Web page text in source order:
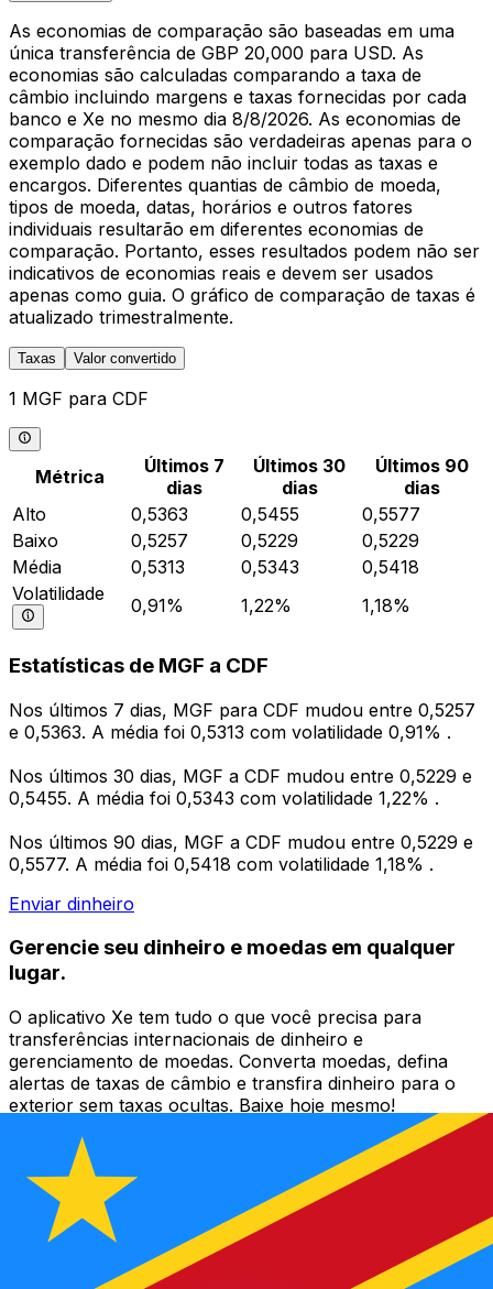
As economias de comparação são baseadas em uma
única transferência de GBP 20,000 para USD. As
economias são calculadas comparando a taxa de
câmbio incluindo margens e taxas fornecidas por cada
banco e Xe no mesmo dia 8/8/2026. As economias de
comparação fornecidas são verdadeiras apenas para o
exemplo dado e podem não incluir todas as taxas e
encargos. Diferentes quantias de câmbio de moeda,
tipos de moeda, datas, horários e outros fatores
individuais resultarão em diferentes economias de
comparação. Portanto, esses resultados podem não ser
indicativos de economias reais e devem ser usados
apenas como guia. O gráfico de comparação de taxas é
atualizado trimestralmente.
Taxas Valor convertido
1 MGF para CDF
Métrica
Últimos 7
dias
Últimos 30
dias
Últimos 90
dias
Alto
0,5363 0,5455
0,5577
Baixo
0,5257 0,5229
0,5229
Média
0,5313 0,5343
0,5418
Volatilidade
0,91% 1,22% 1,18%
Estatísticas de MGF a CDF
Nos últimos 7 dias, MGF para CDF mudou entre 0,5257
e 0,5363. A média foi 0,5313 com volatilidade 0,91% .
Nos últimos 30 dias, MGF a CDF mudou entre 0,5229 e
0,5455. A média foi 0,5343 com volatilidade 1,22% .
Nos últimos 90 dias, MGF a CDF mudou entre 0,5229 e
0,5577. A média foi 0,5418 com volatilidade 1,18% .
Enviar dinheiro
Gerencie seu dinheiro e moedas em qualquer
lugar.
O aplicativo Xe tem tudo o que você precisa para
transferências internacionais de dinheiro e
gerenciamento de moedas. Converta moedas, defina
alertas de taxas de câmbio e transfira dinheiro para o
exterior sem taxas ocultas. Baixe hoje mesmo!